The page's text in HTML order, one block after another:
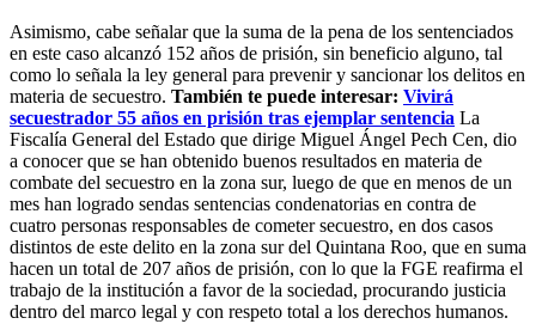
Asimismo, cabe señalar que la suma de la pena de los sentenciados
en este caso alcanzó 152 años de prisión, sin beneficio alguno, tal
como lo señala la ley general para prevenir y sancionar los delitos en
materia de secuestro. También te puede interesar: Vivirá
secuestrador 55 años en prisión tras ejemplar sentencia La
Fiscalía General del Estado que dirige Miguel Ángel Pech Cen, dio
a conocer que se han obtenido buenos resultados en materia de
combate del secuestro en la zona sur, luego de que en menos de un
mes han logrado sendas sentencias condenatorias en contra de
cuatro personas responsables de cometer secuestro, en dos casos
distintos de este delito en la zona sur del Quintana Roo, que en suma
hacen un total de 207 años de prisión, con lo que la FGE reafirma el
trabajo de la institución a favor de la sociedad, procurando justicia
dentro del marco legal y con respeto total a los derechos humanos.